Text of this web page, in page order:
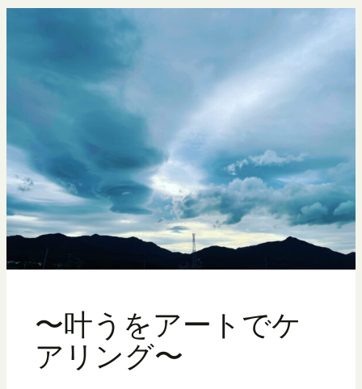
〜叶うをアートでケ
アリング〜